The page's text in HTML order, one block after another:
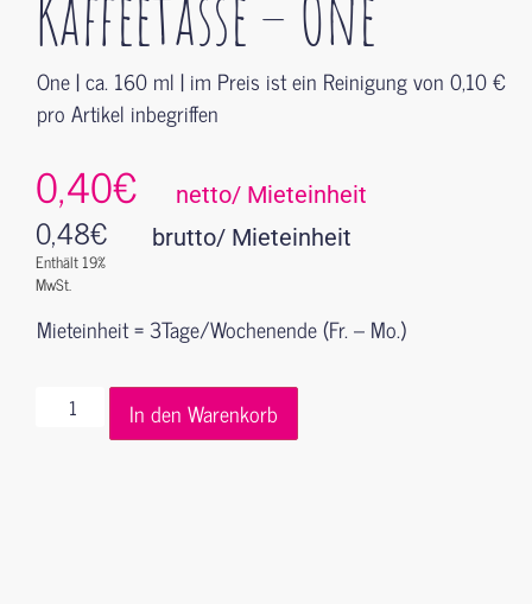
One | ca. 160 ml | im Preis ist ein Reinigung von 0,10 €
pro Artikel inbegriffen
0,40€ netto/ Mieteinheit
0,48€
Enthält 19%
MwSt.
brutto/ Mieteinheit
Mieteinheit = 3Tage/Wochenende (Fr. – Mo.)
In den Warenkorb